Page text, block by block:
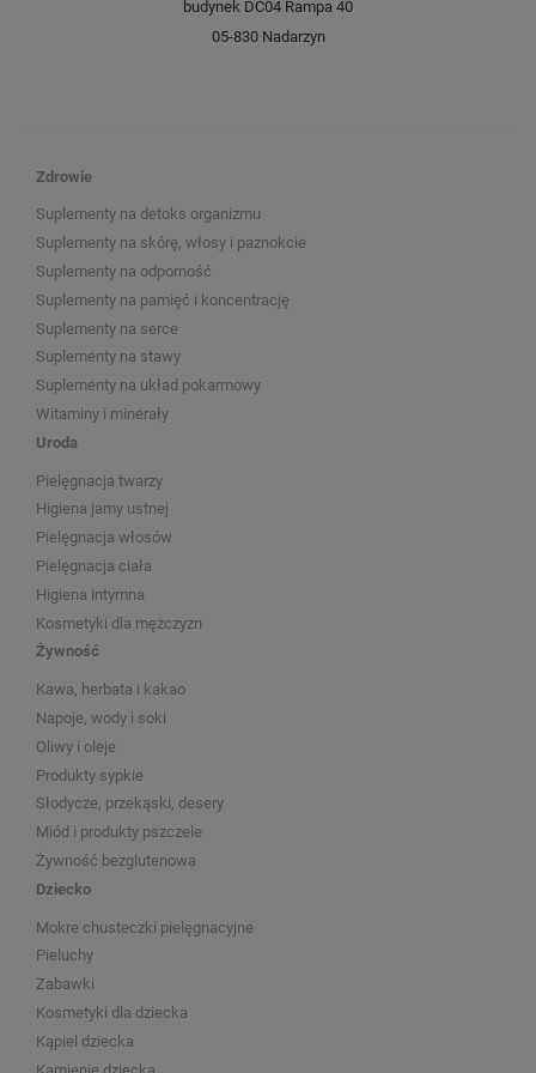
budynek DC04 Rampa 40
05-830 Nadarzyn
Zdrowie
Suplementy na detoks organizmu
Suplementy na skórę, włosy i paznokcie
Suplementy na odporność
Suplementy na pamięć i koncentrację
Suplementy na serce
Suplementy na stawy
Suplementy na układ pokarmowy
Witaminy i minerały
Uroda
Pielęgnacja twarzy
Higiena jamy ustnej
Pielęgnacja włosów
Pielęgnacja ciała
Higiena intymna
Kosmetyki dla mężczyzn
Żywność
Kawa, herbata i kakao
Napoje, wody i soki
Oliwy i oleje
Produkty sypkie
Słodycze, przekąski, desery
Miód i produkty pszczele
Żywność bezglutenowa
Dziecko
Mokre chusteczki pielęgnacyjne
Pieluchy
Zabawki
Kosmetyki dla dziecka
Kąpiel dziecka